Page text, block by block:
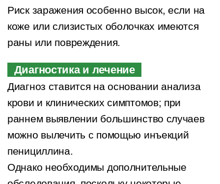
Риск заражения особенно высок, если на
коже или слизистых оболочках имеются
раны или повреждения.
Диагностика и лечение
Диагноз ставится на основании анализа
крови и клинических симптомов; при
раннем выявлении большинство случаев
можно вылечить с помощью инъекций
пенициллина.
Однако необходимы дополнительные